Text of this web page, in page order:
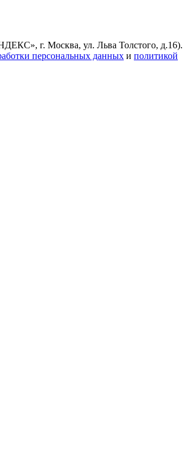
г. Москва, ул. Льва Толстого, д.16).
персональных данных и политикой